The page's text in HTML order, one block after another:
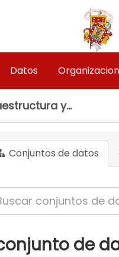
Datos
y...
Conjuntos de datos
de